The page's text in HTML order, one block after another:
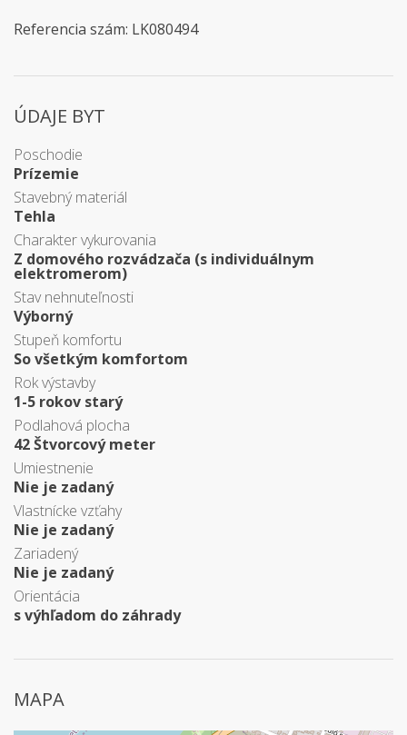
Referencia szám: LK080494
ÚDAJE BYT
Poschodie
Prízemie
Stavebný materiál
Tehla
Charakter vykurovania
Z domového rozvádzača (s individuálnym
elektromerom)
Stav nehnuteľnosti
Výborný
Stupeň komfortu
So všetkým komfortom
Rok výstavby
1-5 rokov starý
Podlahová plocha
42 Štvorcový meter
Umiestnenie
Nie je zadaný
Vlastnícke vzťahy
Nie je zadaný
Zariadený
Nie je zadaný
Orientácia
s výhľadom do záhrady
MAPA